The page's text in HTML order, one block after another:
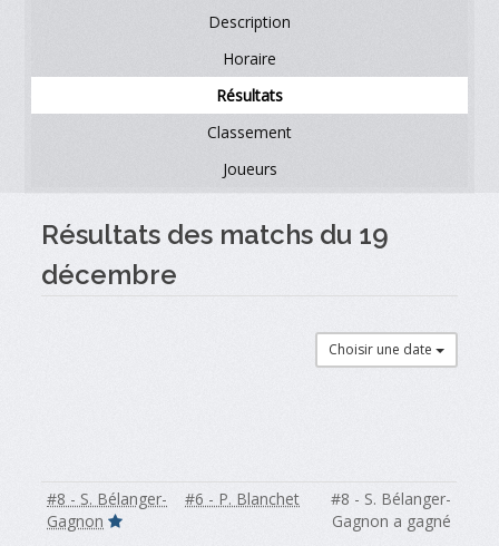
Description
Horaire
Résultats
Classement
Joueurs
Résultats des matchs du 19
décembre
Choisir une date
#8 - S. Bélanger-
Gagnon
#6 - P. Blanchet
#8 - S. Bélanger-
Gagnon a gagné